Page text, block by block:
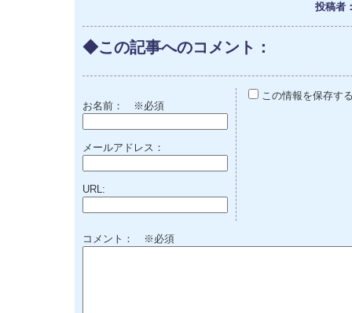
投稿者
◆この記事へのコメント：
お名前： ※必須
メールアドレス：
URL:
この情報を保存す
コメント： ※必須